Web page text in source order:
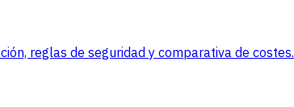
reglas de seguridad y comparativa de costes.